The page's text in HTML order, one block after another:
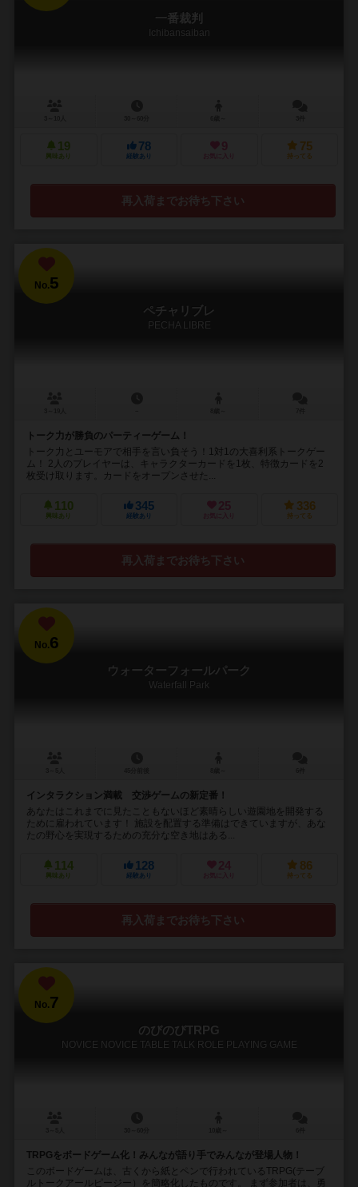
一番裁判
Ichibansaiban
19
興味あり
78
経験あり
9
お気に入り
75
持ってる
再入荷までお待ち下さい
No.5
ペチャリブレ
PECHA LIBRE
トーク力が勝負のパーティーゲーム！
トーク力とユーモアで相手を言い負そう！1対1の大喜利系トークゲー
ム！ 2人のプレイヤーは、キャラクターカードを1枚、特徴カードを2
枚受け取ります。カードをオープンさせた...
110
興味あり
345
経験あり
25
お気に入り
336
持ってる
再入荷までお待ち下さい
No.6
ウォーターフォールパーク
Waterfall Park
インタラクション満載 交渉ゲームの新定番！
あなたはこれまでに見たこともないほど素晴らしい遊園地を開発する
ために雇われています！ 施設を配置する準備はできていますが、あな
たの野心を実現するための充分な空き地はある...
114
興味あり
128
経験あり
24
お気に入り
86
持ってる
再入荷までお待ち下さい
No.7
のびのびTRPG
NOVICE NOVICE TABLE TALK ROLE PLAYING GAME
TRPGをボードゲーム化！みんなが語り手でみんなが登場人物！
このボードゲームは、古くから紙とペンで行われているTRPG(テーブ
ルトークアールピージー）を簡略化したものです。 まず参加者は、勇